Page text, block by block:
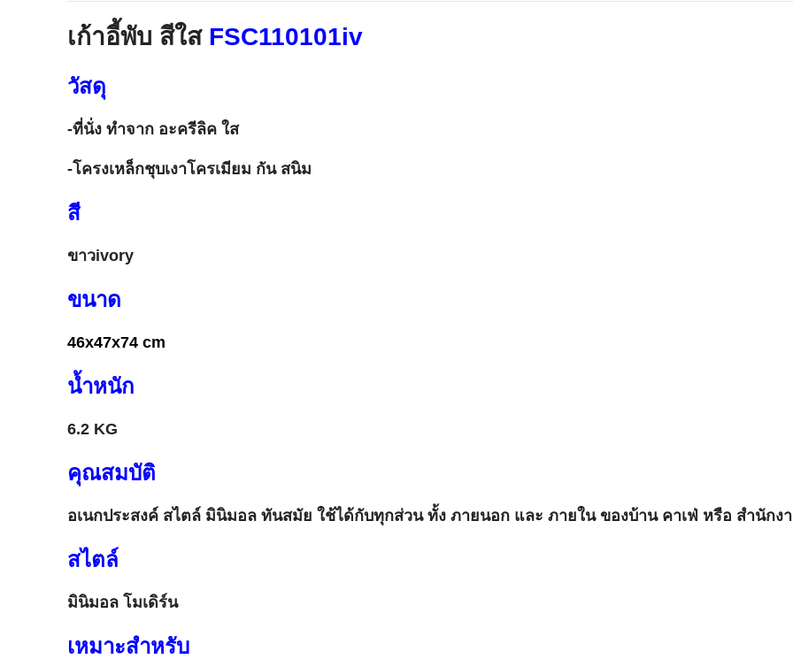
เก้าอี้พับ สีใส FSC110101iv
วัสดุ
-ที่นั่ง ทำจาก อะครีลิค ใส
-โครงเหล็กชุบเงาโครเมียม กัน สนิม
สี
ขาวivory
ขนาด
46x47x74 cm
น้ำหนัก
6.2 KG
คุณสมบัติ
อเนกประสงค์ สไตล์ มินิมอล ทันสมัย ใช้ได้กับทุกส่วน ทั้ง ภายนอก และ ภายใน ของบ้าน คาเฟ่ หรือ สำนักง
สไตล์
มินิมอล โมเดิร์น
เหมาะสำหรับ